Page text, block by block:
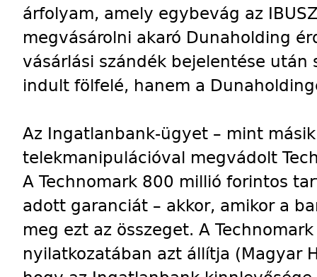
árfolyam, amely egybevág az
megvásárolni akaró Dunaholding
vásárlási szándék bejelentése után
indult fölfelé, hanem a
Az Ingatlanbank-ügyet – mint
telekmanipulációval megvádolt
A Technomark 800 millió forintos
adott garanciát – akkor, amikor a
meg ezt az összeget. A
nyilatkozatában azt állítja (Magyar